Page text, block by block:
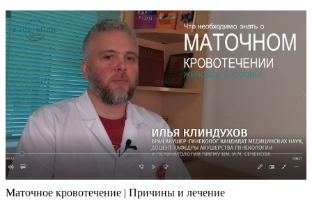
Маточное кровотечение | Причины и лечение